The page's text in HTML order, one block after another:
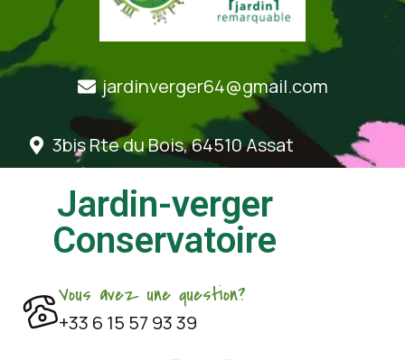
jardinverger64@gmail.com
3bis Rte du Bois, 64510 Assat
Jardin-verger
Conservatoire
Vous avez une question?
+33 6 15 57 93 39